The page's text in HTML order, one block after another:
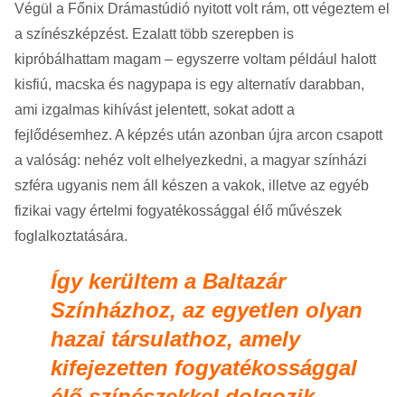
Végül a Főnix Drámastúdió nyitott volt rám, ott végeztem el
a színészképzést. Ezalatt több szerepben is
kipróbálhattam magam – egyszerre voltam például halott
kisfiú, macska és nagypapa is egy alternatív darabban,
ami izgalmas kihívást jelentett, sokat adott a
fejlődésemhez. A képzés után azonban újra arcon csapott
a valóság: nehéz volt elhelyezkedni, a magyar színházi
szféra ugyanis nem áll készen a vakok, illetve az egyéb
fizikai vagy értelmi fogyatékossággal élő művészek
foglalkoztatására.
Így kerültem a Baltazár
Színházhoz, az egyetlen olyan
hazai társulathoz, amely
kifejezetten fogyatékossággal